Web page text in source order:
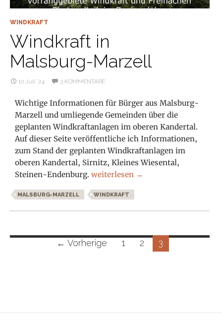
WINDKRAFT
Windkraft in
Malsburg-Marzell
10 Juli ’24 3 KOMMENTARE
Wichtige Informationen für Bürger aus Malsburg-
Marzell und umliegende Gemeinden über die
geplanten Windkraftanlagen im oberen Kandertal.
Auf dieser Seite veröffentliche ich Informationen,
zum Stand der geplanten Windkraftanlagen im
oberen Kandertal, Sirnitz, Kleines Wiesental,
Steinen-Endenburg.Windkraft in Malsburg-Marzell
weiterlesen →
MALSBURG-MARZELL WINDKRAFT
Beitragsnavigation
← Vorherige 1 2 3